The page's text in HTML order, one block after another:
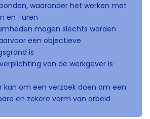
waaronder het werken met
en -uren
mogen slechts worden
een objectieve
is
van de werkgever is
kan om een verzoek doen om een
en zekere vorm van arbeid